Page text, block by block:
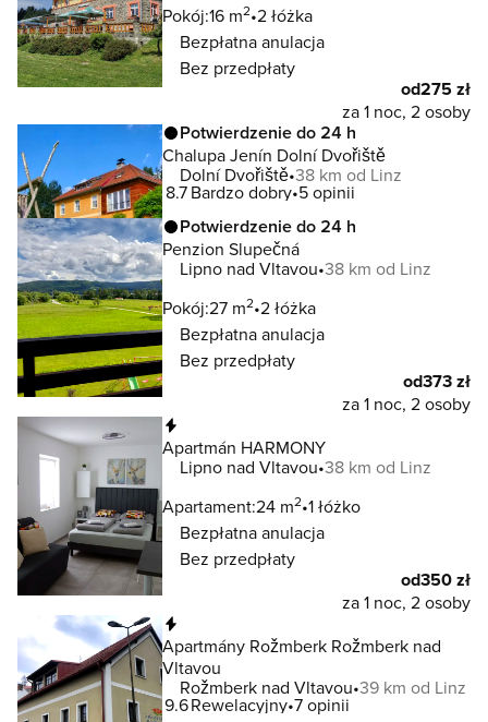
Pokój:16 m2 2 łóżka
Bezpłatna anulacja
Bez przedpłaty
od275 zł
za 1 noc, 2 osoby
Potwierdzenie do 24 h
Chalupa Jenín Dolní Dvořiště
Dolní Dvořiště 38 km od Linz
8.7Bardzo dobry 5 opinii
Potwierdzenie do 24 h
Penzion Slupečná
Lipno nad Vltavou 38 km od Linz
Pokój:27 m2 2 łóżka
Bezpłatna anulacja
Bez przedpłaty
od373 zł
za 1 noc, 2 osoby
Apartmán HARMONY
Lipno nad Vltavou 38 km od Linz
Apartament:24 m2 1 łóżko
Bezpłatna anulacja
Bez przedpłaty
od350 zł
za 1 noc, 2 osoby
Apartmány Rožmberk Rožmberk nad
Vltavou
Rožmberk nad Vltavou 39 km od Linz
9.6Rewelacyjny 7 opinii